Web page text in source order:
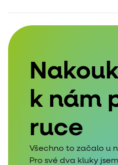
k nám
ruce
Všechno to začalo u
Pro své dva kluky